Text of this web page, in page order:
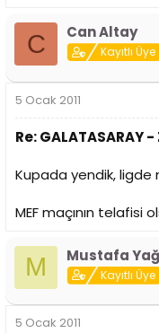
C Can Altay
Kayıtlı Üye
5 Ocak 2011
Re: GALATASARAY
Kupada yendik, ligde
MEF maçının telafisi
M Mustafa
Kayıtlı Üye
5 Ocak 2011